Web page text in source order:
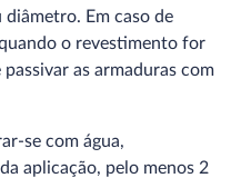
Em caso de
o revestimento for
as armaduras com
se com água,
aplicação, pelo menos 2